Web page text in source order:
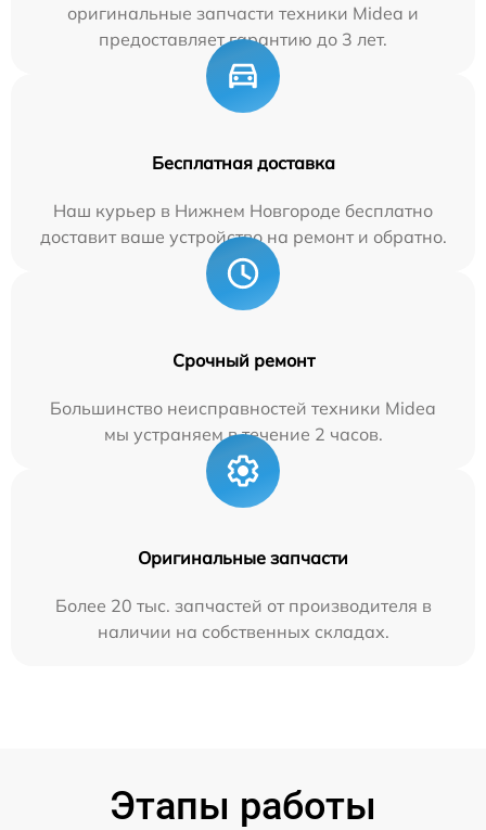
оригинальные запчасти техники Midea и
предоставляет гарантию до 3 лет.
Бесплатная доставка
Наш курьер в Нижнем Новгороде бесплатно
доставит ваше устройство на ремонт и обратно.
Срочный ремонт
Большинство неисправностей техники Midea
мы устраняем в течение 2 часов.
Оригинальные запчасти
Более 20 тыс. запчастей от производителя в
наличии на собственных складах.
Этапы работы